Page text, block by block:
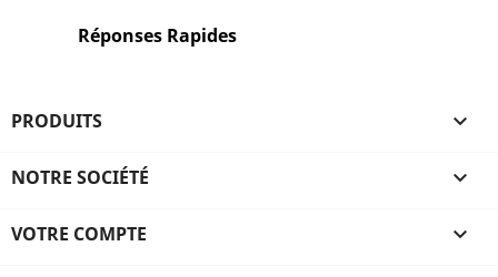
Réponses Rapides
PRODUITS 
NOTRE SOCIÉTÉ 
VOTRE COMPTE 